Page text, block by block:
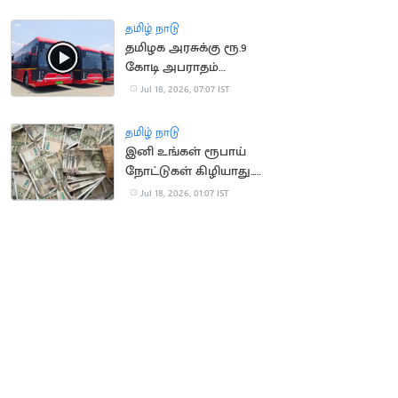
தமிழ் நாடு
தமிழக அரசுக்கு ரூ.9
கோடி அபராதம்
செலுத்திய OHM
Jul 18, 2026, 07:07 IST
தமிழ் நாடு
இனி உங்கள் ரூபாய்
நோட்டுகள் கிழியாது..
அரசு அதிரடி முடிவு
Jul 18, 2026, 01:07 IST